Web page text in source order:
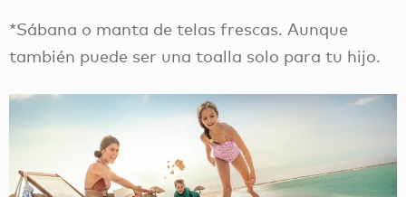
*Sábana o manta de telas frescas. Aunque
también puede ser una toalla solo para tu hijo.